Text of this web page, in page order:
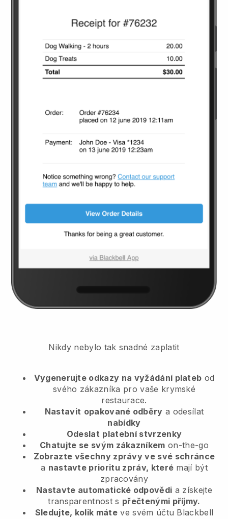
Nikdy nebylo tak snadné zaplatit
Vygenerujte odkazy na vyžádání plateb od
svého zákazníka pro vaše krymské
restaurace.
Nastavit opakované odběry a odesílat
nabídky
Odeslat platební stvrzenky
Chatujte se svým zákazníkem on-the-go
Zobrazte všechny zprávy ve své schránce
a nastavte prioritu zpráv, které mají být
zpracovány
Nastavte automatické odpovědi a získejte
transparentnost s přečtenými příjmy.
Sledujte, kolik máte ve svém účtu Blackbell